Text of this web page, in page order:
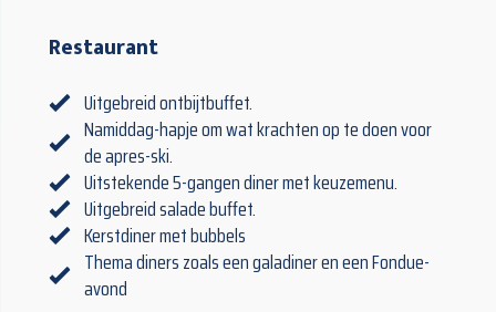
Restaurant
Uitgebreid ontbijtbuffet.
Namiddag-hapje om wat krachten op te doen voor
de apres-ski.
Uitstekende 5-gangen diner met keuzemenu.
Uitgebreid salade buffet.
Kerstdiner met bubbels
Thema diners zoals een galadiner en een Fondue-
avond